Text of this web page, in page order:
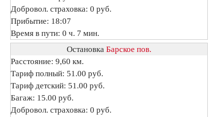
Добровол. страховка: 0 руб.
Прибытие: 18:07
Время в пути: 0 ч. 7 мин.
Остановка Барское пов.
Расстояние: 9,60 км.
Тариф полный: 51.00 руб.
Тариф детский: 51.00 руб.
Багаж: 15.00 руб.
Добровол. страховка: 0 руб.